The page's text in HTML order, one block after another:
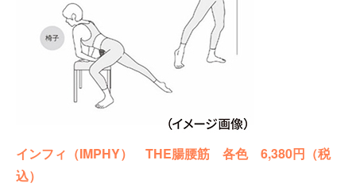
インフィ（IMPHY） THE腸腰筋 各色 6,380円（税
込）